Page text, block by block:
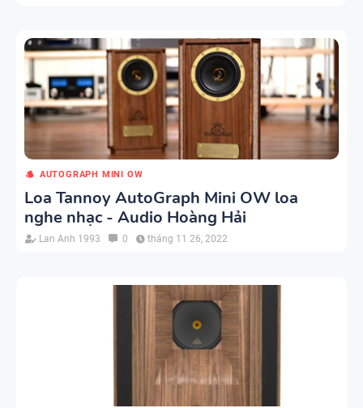
AUTOGRAPH MINI OW
Loa Tannoy AutoGraph Mini OW loa
nghe nhạc - Audio Hoàng Hải
Lan Anh 1993 0 tháng 11 26, 2022